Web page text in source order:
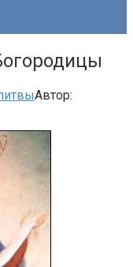
Автор: